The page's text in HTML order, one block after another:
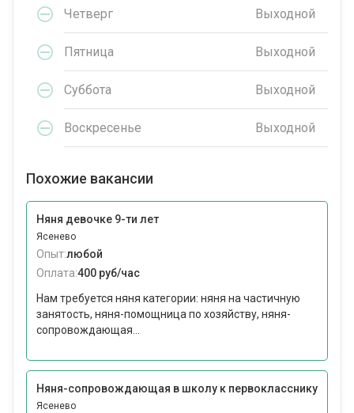
Четверг Выходной
Пятница Выходной
Суббота Выходной
Воскресенье Выходной
Похожие вакансии
Няня девочке 9-ти лет
Ясенево
Опыт:любой
Оплата:400 руб/час
Нам требуется няня категории: няня на частичную
занятость, няня-помощница по хозяйству, няня-
сопровождающая...
Няня-сопровождающая в школу к первокласснику
Ясенево